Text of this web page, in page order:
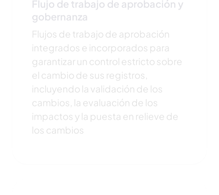
gobernanza
Flujos de trabajo de aprobación
integrados e incorporados para
garantizar un control estricto sobre
el cambio de sus registros,
incluyendo la validación de los
cambios, la evaluación de los
impactos y la puesta en relieve de
los cambios